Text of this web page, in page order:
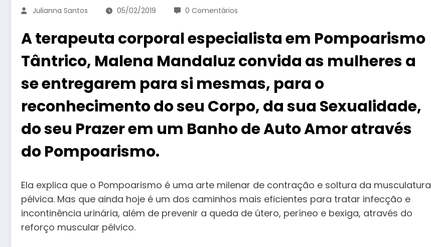
Julianna Santos 05/02/2019 0 Comentários
A terapeuta corporal especialista em Pompoarismo
Tântrico, Malena Mandaluz convida as mulheres a
se entregarem para si mesmas, para o
reconhecimento do seu Corpo, da sua Sexualidade,
do seu Prazer em um Banho de Auto Amor através
do Pompoarismo. ⠀⠀
Ela explica que o Pompoarismo é uma arte milenar de contração e soltura da musculatura
pélvica. Mas que ainda hoje é um dos caminhos mais eficientes para tratar infecção e
incontinência urinária, além de prevenir a queda de útero, períneo e bexiga, através do
reforço muscular pélvico.